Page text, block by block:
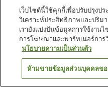
ร้านอาหาร
หน้าแรก ญี่ปุ่น มิยางิ
เมื
Mercure Miyagi Zao Resort & Spa
ค้นห
เว็บไซต์นี้ใช้คุกกี้เพื่อปรับปรุงป
วิเคราะห์ประสิทธิภาพและปริม
เรายังแบ่งปันข้อมูลการใช้งาน
การโฆษณาและพาร์ทเนอร์การ
นโยบายความเป็นส่วนตัว
ห้ามขายข้อมูลส่วนบุคคลข